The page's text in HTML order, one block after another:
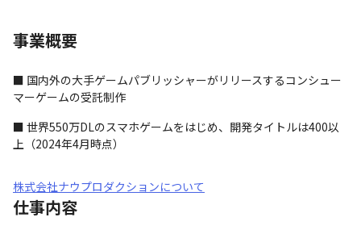
事業概要
■ 国内外の大手ゲームパブリッシャーがリリースするコンシュー
マーゲームの受託制作
■ 世界550万DLのスマホゲームをはじめ、開発タイトルは400以
上（2024年4月時点）
株式会社ナウプロダクションについて
仕事内容